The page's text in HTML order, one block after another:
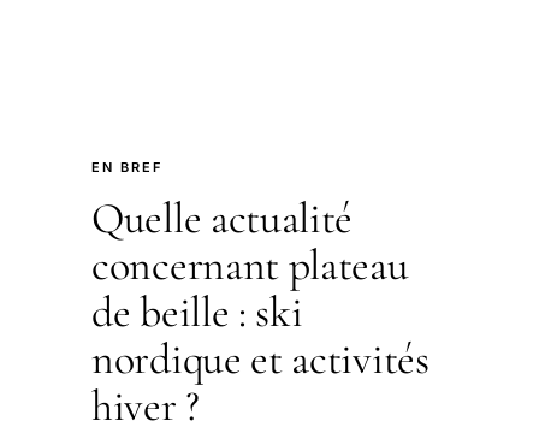
EN BREF
Quelle actualité
concernant plateau
de beille : ski
nordique et activités
hiver ?